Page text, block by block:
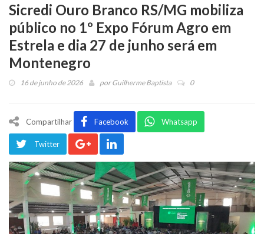
Sicredi Ouro Branco RS/MG mobiliza
público no 1º Expo Fórum Agro em
Estrela e dia 27 de junho será em
Montenegro
16 de junho de 2026 porGuilherme Baptista 0
Compartilhar Facebook Whatsapp
Twitter